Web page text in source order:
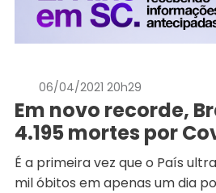
06/04/2021 20h29
Em novo recorde,
4.195 mortes por
É a primeira vez que o País
mil óbitos em apenas um dia